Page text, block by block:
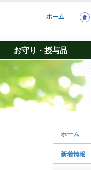
ホーム
お守り・授与品
ホーム
新着情報